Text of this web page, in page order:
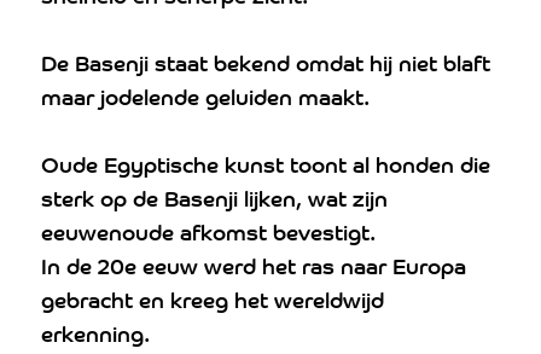
De Basenji staat bekend omdat hij niet blaft
maar jodelende geluiden maakt.
Oude Egyptische kunst toont al honden die
sterk op de Basenji lijken, wat zijn
eeuwenoude afkomst bevestigt.
In de 20e eeuw werd het ras naar Europa
gebracht en kreeg het wereldwijd
erkenning.